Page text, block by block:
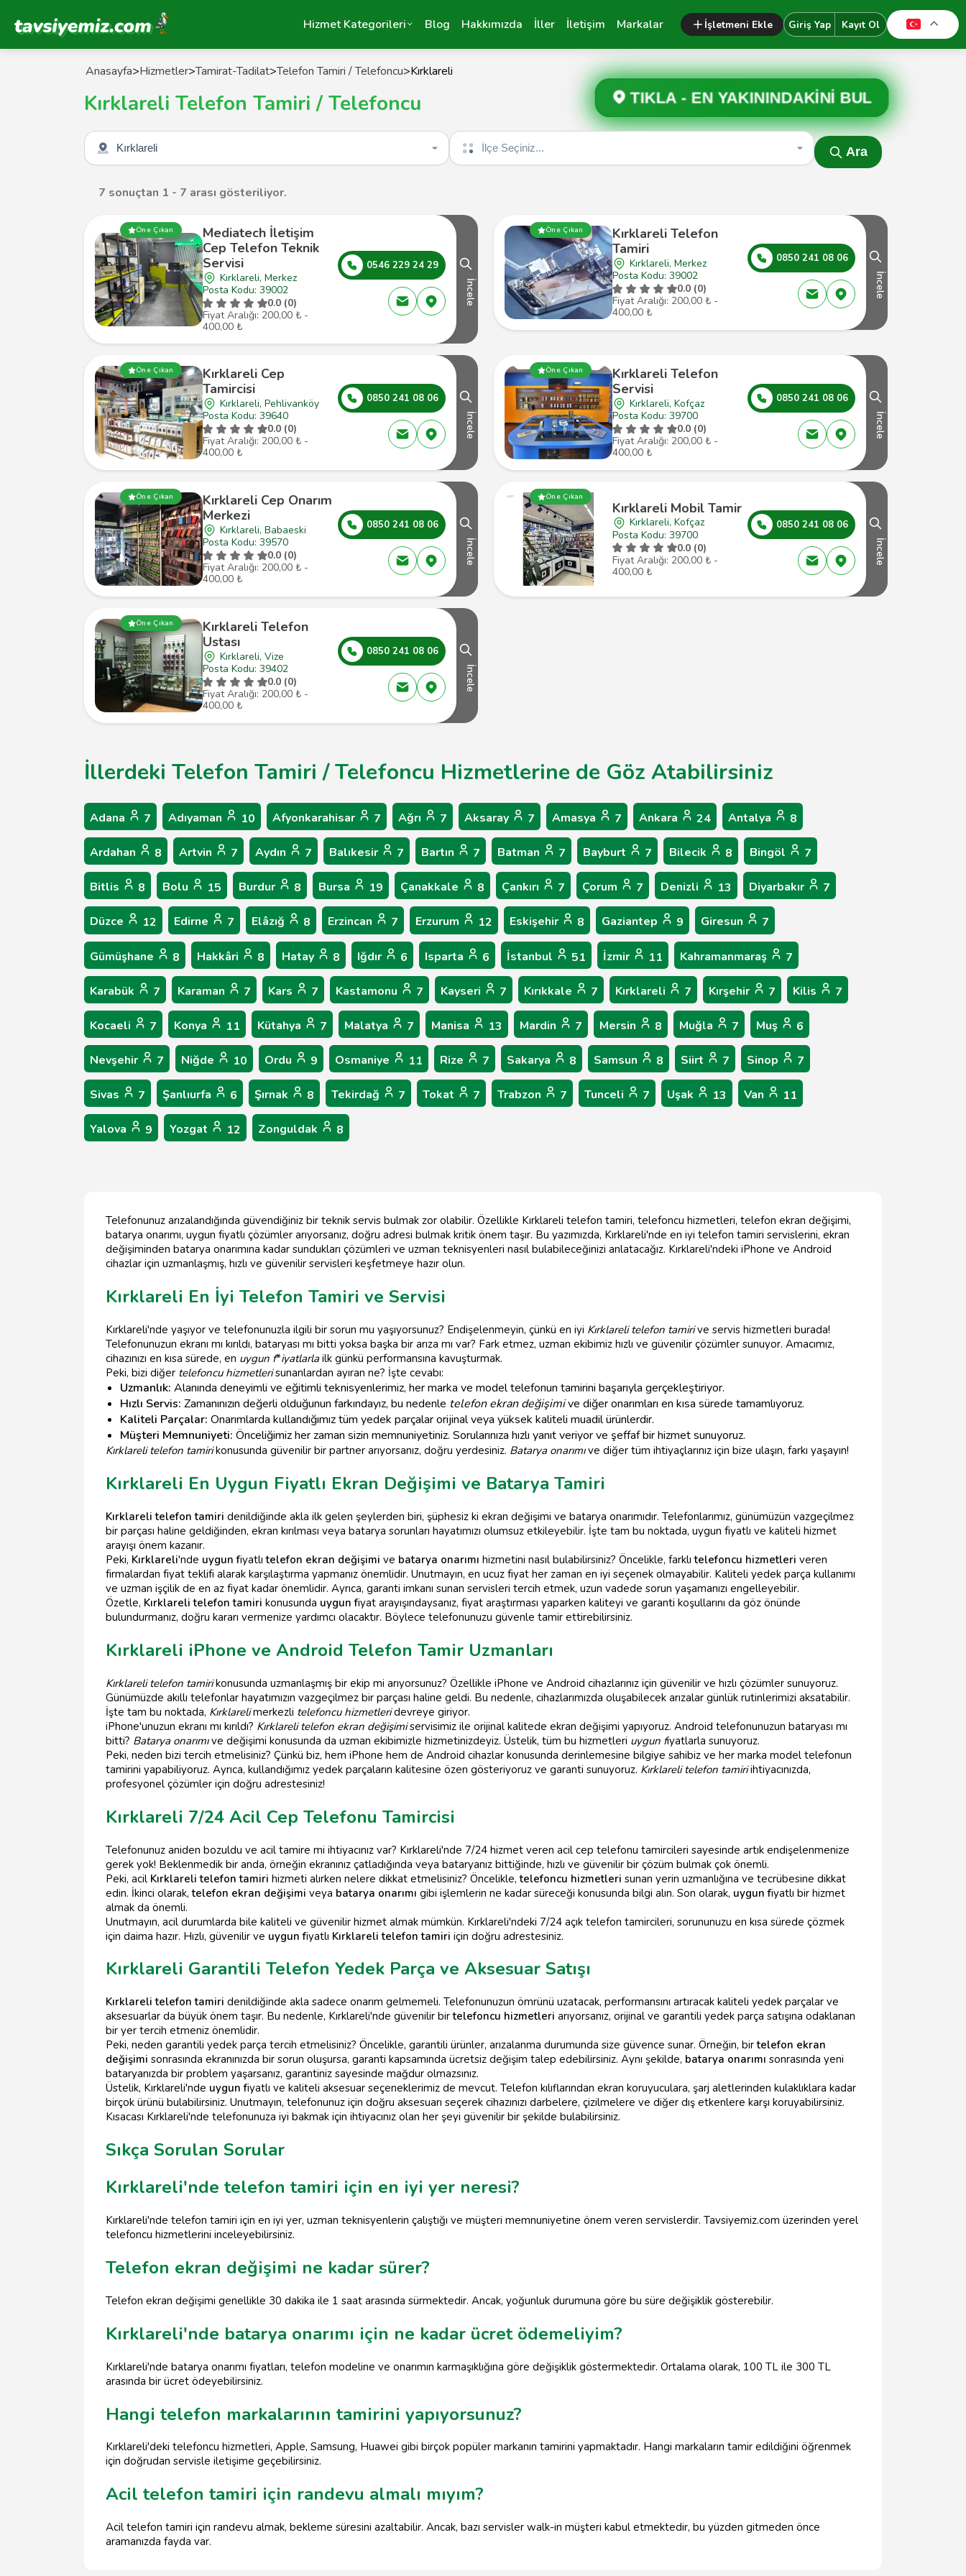
Tavsiyemiz Anasayfa Hizmet Kategorileri Blog Hakkımızda İller İletişim Markalar İşletmeni Ekle Giriş Yap Kayıt Ol
Anasayfa>Hizmetler>Tamirat-Tadilat>Telefon Tamiri / Telefoncu>Kırklareli
Kırklareli Telefon Tamiri / Telefoncu TIKLA - EN YAKININDAKİNİ BUL
Şehir seçin İlçe seçin
Ara
7 sonuçtan 1 - 7 arası gösteriliyor.
Öne Çıkan
Mediatech İletişim
Cep Telefon Teknik
Servisi
Kırklareli, Merkez
Posta Kodu: 39002
0.0 (0)
Fiyat Aralığı: 200,00 ₺ -
400,00 ₺
0546 229 24 29
İncele
Öne Çıkan
Kırklareli Telefon
Tamiri
Kırklareli, Merkez
Posta Kodu: 39002
0.0 (0)
Fiyat Aralığı: 200,00 ₺ -
400,00 ₺
0850 241 08 06
İncele
Öne Çıkan
Kırklareli Cep
Tamircisi
Kırklareli, Pehlivanköy
Posta Kodu: 39640
0.0 (0)
Fiyat Aralığı: 200,00 ₺ -
400,00 ₺
0850 241 08 06
İncele
Öne Çıkan
Kırklareli Telefon
Servisi
Kırklareli, Kofçaz
Posta Kodu: 39700
0.0 (0)
Fiyat Aralığı: 200,00 ₺ -
400,00 ₺
0850 241 08 06
İncele
Öne Çıkan
Kırklareli Cep Onarım
Merkezi
Kırklareli, Babaeski
Posta Kodu: 39570
0.0 (0)
Fiyat Aralığı: 200,00 ₺ -
400,00 ₺
0850 241 08 06
İncele
Öne Çıkan
Kırklareli Mobil Tamir
Kırklareli, Kofçaz
Posta Kodu: 39700
0.0 (0)
Fiyat Aralığı: 200,00 ₺ -
400,00 ₺
0850 241 08 06
İncele
Öne Çıkan
Kırklareli Telefon
Ustası
Kırklareli, Vize
Posta Kodu: 39402
0.0 (0)
Fiyat Aralığı: 200,00 ₺ -
400,00 ₺
0850 241 08 06
İncele
İllerdeki Telefon Tamiri / Telefoncu Hizmetlerine de Göz Atabilirsiniz
Adana 7 Adıyaman 10 Afyonkarahisar 7 Ağrı 7 Aksaray 7 Amasya 7 Ankara 24 Antalya 8
Ardahan 8 Artvin 7 Aydın 7 Balıkesir 7 Bartın 7 Batman 7 Bayburt 7 Bilecik 8 Bingöl 7
Bitlis 8 Bolu 15 Burdur 8 Bursa 19 Çanakkale 8 Çankırı 7 Çorum 7 Denizli 13 Diyarbakır 7
Düzce 12 Edirne 7 Elâzığ 8 Erzincan 7 Erzurum 12 Eskişehir 8 Gaziantep 9 Giresun 7
Gümüşhane 8 Hakkâri 8 Hatay 8 Iğdır 6 Isparta 6 İstanbul 51 İzmir 11 Kahramanmaraş 7
Karabük 7 Karaman 7 Kars 7 Kastamonu 7 Kayseri 7 Kırıkkale 7 Kırklareli 7 Kırşehir 7 Kilis 7
Kocaeli 7 Konya 11 Kütahya 7 Malatya 7 Manisa 13 Mardin 7 Mersin 8 Muğla 7 Muş 6
Nevşehir 7 Niğde 10 Ordu 9 Osmaniye 11 Rize 7 Sakarya 8 Samsun 8 Siirt 7 Sinop 7
Sivas 7 Şanlıurfa 6 Şırnak 8 Tekirdağ 7 Tokat 7 Trabzon 7 Tunceli 7 Uşak 13 Van 11
Yalova 9 Yozgat 12 Zonguldak 8
Telefonunuz arızalandığında güvendiğiniz bir teknik servis bulmak zor olabilir. Özellikle Kırklareli telefon tamiri, telefoncu hizmetleri, telefon ekran değişimi,
batarya onarımı, uygun fiyatlı çözümler arıyorsanız, doğru adresi bulmak kritik önem taşır. Bu yazımızda, Kırklareli'nde en iyi telefon tamiri servislerini, ekran
değişiminden batarya onarımına kadar sundukları çözümleri ve uzman teknisyenleri nasıl bulabileceğinizi anlatacağız. Kırklareli'ndeki iPhone ve Android
cihazlar için uzmanlaşmış, hızlı ve güvenilir servisleri keşfetmeye hazır olun.
Kırklareli En İyi Telefon Tamiri ve Servisi
Kırklareli'nde yaşıyor ve telefonunuzla ilgili bir sorun mu yaşıyorsunuz? Endişelenmeyin, çünkü en iyi Kırklareli telefon tamirive servis hizmetleri burada!
Telefonunuzun ekranı mı kırıldı, bataryası mı bitti yoksa başka bir arıza mı var? Fark etmez, uzman ekibimiz hızlı ve güvenilir çözümler sunuyor. Amacımız,
cihazınızı en kısa sürede, en uygun f*iyatlarlailk günkü performansına kavuşturmak.
Peki, bizi diğer telefoncu hizmetlerisunanlardan ayıran ne? İşte cevabı:
Uzmanlık: Alanında deneyimli ve eğitimli teknisyenlerimiz, her marka ve model telefonun tamirini başarıyla gerçekleştiriyor.
Hızlı Servis: Zamanınızın değerli olduğunun farkındayız, bu nedenle telefon ekran değişimive diğer onarımları en kısa sürede tamamlıyoruz.
Kaliteli Parçalar: Onarımlarda kullandığımız tüm yedek parçalar orijinal veya yüksek kaliteli muadil ürünlerdir.
Müşteri Memnuniyeti: Önceliğimiz her zaman sizin memnuniyetiniz. Sorularınıza hızlı yanıt veriyor ve şeffaf bir hizmet sunuyoruz.
Kırklareli telefon tamirikonusunda güvenilir bir partner arıyorsanız, doğru yerdesiniz. Batarya onarımıve diğer tüm ihtiyaçlarınız için bize ulaşın, farkı yaşayın!
Kırklareli En Uygun Fiyatlı Ekran Değişimi ve Batarya Tamiri
Kırklareli telefon tamiri denildiğinde akla ilk gelen şeylerden biri, şüphesiz ki ekran değişimi ve batarya onarımıdır. Telefonlarımız, günümüzün vazgeçilmez
bir parçası haline geldiğinden, ekran kırılması veya batarya sorunları hayatımızı olumsuz etkileyebilir. İşte tam bu noktada, uygun fiyatlı ve kaliteli hizmet
arayışı önem kazanır.
Peki, Kırklareli'nde uygun fiyatlıtelefon ekran değişimi ve batarya onarımı hizmetini nasıl bulabilirsiniz? Öncelikle, farklıtelefoncu hizmetleri veren
firmalardan fiyat teklifi alarak karşılaştırma yapmanız önemlidir. Unutmayın, en ucuz fiyat her zaman en iyi seçenek olmayabilir. Kaliteli yedek parça kullanımı
ve uzman işçilik de en az fiyat kadar önemlidir. Ayrıca, garanti imkanı sunan servisleri tercih etmek, uzun vadede sorun yaşamanızı engelleyebilir.
Özetle, Kırklareli telefon tamiri konusunda uygun fiyat arayışındaysanız, fiyat araştırması yaparken kaliteyi ve garanti koşullarını da göz önünde
bulundurmanız, doğru kararı vermenize yardımcı olacaktır. Böylece telefonunuzu güvenle tamir ettirebilirsiniz.
Kırklareli iPhone ve Android Telefon Tamir Uzmanları
Kırklareli telefon tamirikonusunda uzmanlaşmış bir ekip mi arıyorsunuz? Özellikle iPhone ve Android cihazlarınız için güvenilir ve hızlı çözümler sunuyoruz.
Günümüzde akıllı telefonlar hayatımızın vazgeçilmez bir parçası haline geldi. Bu nedenle, cihazlarımızda oluşabilecek arızalar günlük rutinlerimizi aksatabilir.
İşte tam bu noktada, Kırklarelimerkezli telefoncu hizmetleridevreye giriyor.
iPhone'unuzun ekranı mı kırıldı? Kırklareli telefon ekran değişimiservisimiz ile orijinal kalitede ekran değişimi yapıyoruz. Android telefonunuzun bataryası mı
bitti? Batarya onarımıve değişimi konusunda da uzman ekibimizle hizmetinizdeyiz. Üstelik, tüm bu hizmetleri uygun fiyatlarla sunuyoruz.
Peki, neden bizi tercih etmelisiniz? Çünkü biz, hem iPhone hem de Android cihazlar konusunda derinlemesine bilgiye sahibiz ve her marka model telefonun
tamirini yapabiliyoruz. Ayrıca, kullandığımız yedek parçaların kalitesine özen gösteriyoruz ve garanti sunuyoruz. Kırklareli telefon tamiriihtiyacınızda,
profesyonel çözümler için doğru adrestesiniz!
Kırklareli 7/24 Acil Cep Telefonu Tamircisi
Telefonunuz aniden bozuldu ve acil tamire mi ihtiyacınız var? Kırklareli'nde 7/24 hizmet veren acil cep telefonu tamircileri sayesinde artık endişelenmenize
gerek yok! Beklenmedik bir anda, örneğin ekranınız çatladığında veya bataryanız bittiğinde, hızlı ve güvenilir bir çözüm bulmak çok önemli.
Peki, acil Kırklareli telefon tamiri hizmeti alırken nelere dikkat etmelisiniz? Öncelikle,telefoncu hizmetleri sunan yerin uzmanlığına ve tecrübesine dikkat
edin. İkinci olarak,telefon ekran değişimi veya batarya onarımı gibi işlemlerin ne kadar süreceği konusunda bilgi alın. Son olarak, uygun fiyatlı bir hizmet
almak da önemli.
Unutmayın, acil durumlarda bile kaliteli ve güvenilir hizmet almak mümkün. Kırklareli'ndeki 7/24 açık telefon tamircileri, sorununuzu en kısa sürede çözmek
için daima hazır. Hızlı, güvenilir ve uygun fiyatlı Kırklareli telefon tamiri için doğru adrestesiniz.
Kırklareli Garantili Telefon Yedek Parça ve Aksesuar Satışı
Kırklareli telefon tamiri denildiğinde akla sadece onarım gelmemeli. Telefonunuzun ömrünü uzatacak, performansını artıracak kaliteli yedek parçalar ve
aksesuarlar da büyük önem taşır. Bu nedenle, Kırklareli'nde güvenilir birtelefoncu hizmetleri arıyorsanız, orijinal ve garantili yedek parça satışına odaklanan
bir yer tercih etmeniz önemlidir.
Peki, neden garantili yedek parça tercih etmelisiniz? Öncelikle, garantili ürünler, arızalanma durumunda size güvence sunar. Örneğin, birtelefon ekran
değişimi sonrasında ekranınızda bir sorun oluşursa, garanti kapsamında ücretsiz değişim talep edebilirsiniz. Aynı şekilde, batarya onarımı sonrasında yeni
bataryanızda bir problem yaşarsanız, garantiniz sayesinde mağdur olmazsınız.
Üstelik, Kırklareli'nde uygun fiyatlı ve kaliteli aksesuar seçeneklerimiz de mevcut. Telefon kılıflarından ekran koruyuculara, şarj aletlerinden kulaklıklara kadar
birçok ürünü bulabilirsiniz. Unutmayın, telefonunuz için doğru aksesuarı seçerek cihazınızı darbelere, çizilmelere ve diğer dış etkenlere karşı koruyabilirsiniz.
Kısacası Kırklareli'nde telefonunuza iyi bakmak için ihtiyacınız olan her şeyi güvenilir bir şekilde bulabilirsiniz.
Sıkça Sorulan Sorular
Kırklareli'nde telefon tamiri için en iyi yer neresi?
Kırklareli'nde telefon tamiri için en iyi yer, uzman teknisyenlerin çalıştığı ve müşteri memnuniyetine önem veren servislerdir. Tavsiyemiz.com üzerinden yerel
telefoncu hizmetlerini inceleyebilirsiniz.
Telefon ekran değişimi ne kadar sürer?
Telefon ekran değişimi genellikle 30 dakika ile 1 saat arasında sürmektedir. Ancak, yoğunluk durumuna göre bu süre değişiklik gösterebilir.
Kırklareli'nde batarya onarımı için ne kadar ücret ödemeliyim?
Kırklareli'nde batarya onarımı fiyatları, telefon modeline ve onarımın karmaşıklığına göre değişiklik göstermektedir. Ortalama olarak, 100 TL ile 300 TL
arasında bir ücret ödeyebilirsiniz.
Hangi telefon markalarının tamirini yapıyorsunuz?
Kırklareli'deki telefoncu hizmetleri, Apple, Samsung, Huawei gibi birçok popüler markanın tamirini yapmaktadır. Hangi markaların tamir edildiğini öğrenmek
için doğrudan servisle iletişime geçebilirsiniz.
Acil telefon tamiri için randevu almalı mıyım?
Acil telefon tamiri için randevu almak, bekleme süresini azaltabilir. Ancak, bazı servisler walk-in müşteri kabul etmektedir, bu yüzden gitmeden önce
aramanızda fayda var.